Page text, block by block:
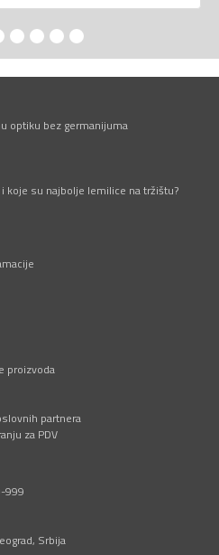
optiku bez germanijuma
koje su najbolje lemilice na tržištu?
proizvoda
partnera
za PDV
999
Srbija